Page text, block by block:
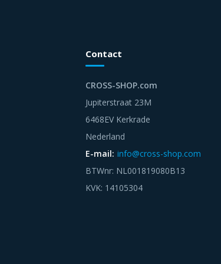
Contact
CROSS-SHOP.com
Jupiterstraat 23M
6468EV Kerkrade
Nederland
E-mail: info@cross-shop.com
BTWnr: NL001819080B13
KVK: 14105304